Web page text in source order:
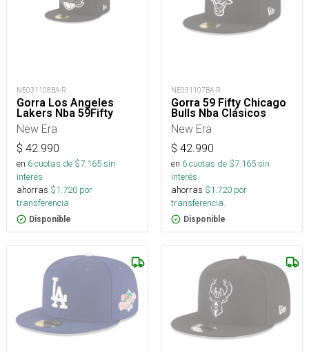
NE031108BA-R
Gorra Los Angeles
Lakers Nba 59Fifty
New Era
$ 42.990
en 6cuotas de $7.165sin
interés
ahorras $1.720 por
transferencia.
Disponible
NE031107BA-R
Gorra 59 Fifty Chicago
Bulls Nba Clásicos
New Era
$ 42.990
en 6cuotas de $7.165sin
interés
ahorras $1.720 por
transferencia.
Disponible